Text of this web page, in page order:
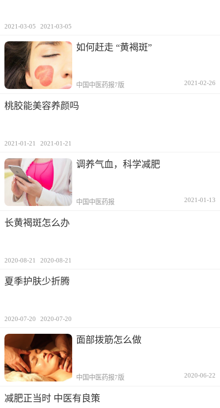
2021-03-05 2021-03-05
如何赶走 “黄褐斑”
中国中医药报7版 2021-02-26
桃胶能美容养颜吗
2021-01-21 2021-01-21
调养气血，科学减肥
中国中医药报 2021-01-13
长黄褐斑怎么办
2020-08-21 2020-08-21
夏季护肤少折腾
2020-07-20 2020-07-20
面部拨筋怎么做
中国中医药报7版 2020-06-22
减肥正当时 中医有良策